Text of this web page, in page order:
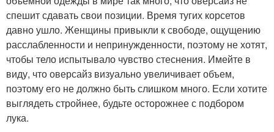
спешит сдавать свои позиции. Время тугих корсетов
давно ушло. Женщины привыкли к свободе, ощущению
расслабленности и непринужденности, поэтому не хотят,
чтобы тело испытывало чувство стеснения. Имейте в
виду, что оверсайз визуально увеличивает объем,
поэтому его не должно быть слишком много. Если хотите
выглядеть стройнее, будьте осторожнее с подбором
лука.